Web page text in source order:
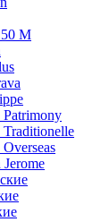
M
Patrimony
Traditionelle